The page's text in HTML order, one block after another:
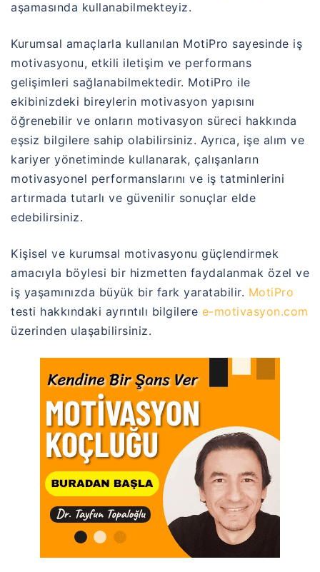
aşamasında kullanabilmekteyiz.
Kurumsal amaçlarla kullanılan MotiPro sayesinde iş
motivasyonu, etkili iletişim ve performans
gelişimleri sağlanabilmektedir. MotiPro ile
ekibinizdeki bireylerin motivasyon yapısını
öğrenebilir ve onların motivasyon süreci hakkında
eşsiz bilgilere sahip olabilirsiniz. Ayrıca, işe alım ve
kariyer yönetiminde kullanarak, çalışanların
motivasyonel performanslarını ve iş tatminlerini
artırmada tutarlı ve güvenilir sonuçlar elde
edebilirsiniz.
Kişisel ve kurumsal motivasyonu güçlendirmek
amacıyla böylesi bir hizmetten faydalanmak özel ve
iş yaşamınızda büyük bir fark yaratabilir. MotiPro
testi hakkındaki ayrıntılı bilgilere e-motivasyon.com
üzerinden ulaşabilirsiniz.